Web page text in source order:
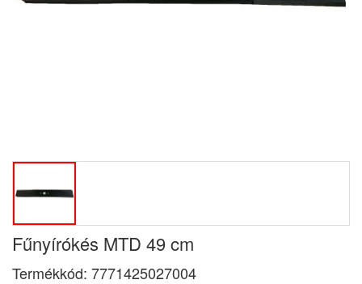
Fűnyírókés MTD 49 cm
Termékkód: 7771425027004